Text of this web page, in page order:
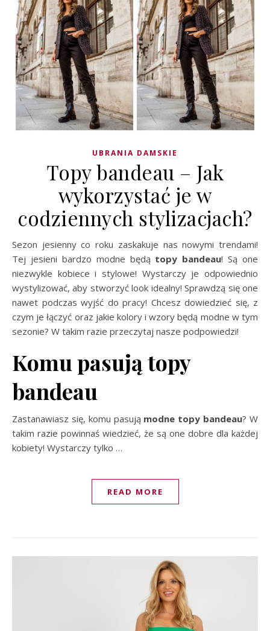
UBRANIA DAMSKIE
Topy bandeau – Jak
wykorzystać je w
codziennych stylizacjach?
Sezon jesienny co roku zaskakuje nas nowymi trendami!
Tej jesieni bardzo modne będą topy bandeau! Są one
niezwykle kobiece i stylowe! Wystarczy je odpowiednio
wystylizować, aby stworzyć look idealny! Sprawdzą się one
nawet podczas wyjść do pracy! Chcesz dowiedzieć się, z
czym je łączyć oraz jakie kolory i wzory będą modne w tym
sezonie? W takim razie przeczytaj nasze podpowiedzi!
Komu pasują topy
bandeau
Zastanawiasz się, komu pasują modne topy bandeau? W
takim razie powinnaś wiedzieć, że są one dobre dla każdej
kobiety! Wystarczy tylko …
READ MORE